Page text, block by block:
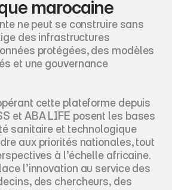
marocaine
ne peut se construire sans
des infrastructures
protégées, des modèles
et une gouvernance
cette plateforme depuis
et ABA LIFE posent les bases
sanitaire et technologique
aux priorités nationales, tout
à l’échelle africaine.
l’innovation au service des
des chercheurs, des